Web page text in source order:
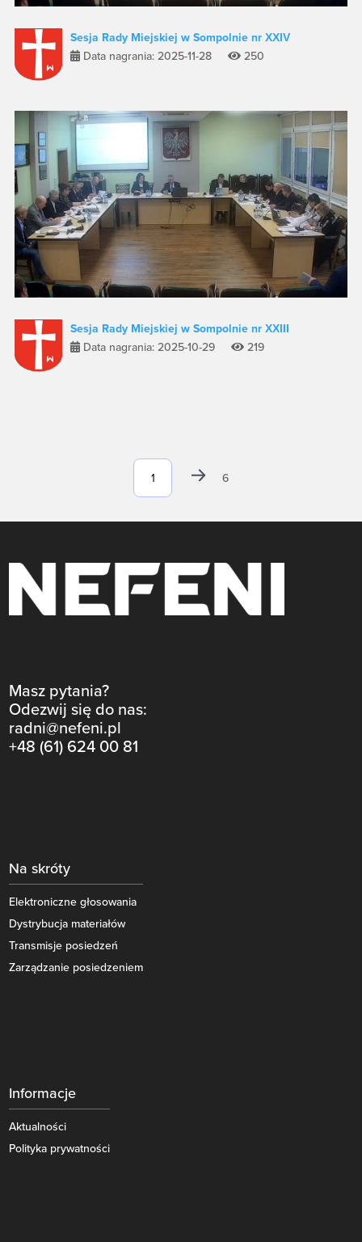
Sesja Rady Miejskiej w Sompolnie nr XXIV
Data nagrania: 2025-11-28
250
Sesja Rady Miejskiej w Sompolnie nr XXIII
Data nagrania: 2025-10-29
219
6
Masz pytania?
Odezwij się do nas:
radni@nefeni.pl
+48 (61) 624 00 81
Na skróty
Elektroniczne głosowania
Dystrybucja materiałów
Transmisje posiedzeń
Zarządzanie posiedzeniem
Informacje
Aktualności
Polityka prywatności